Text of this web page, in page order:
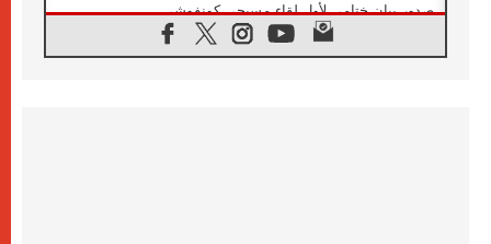
صدور بيان ختامي لأول لقاء مسيحي كونفوشي
بمشاركة الدائرة الفاتيكانية للحوار بين الأديان
07.08.2026